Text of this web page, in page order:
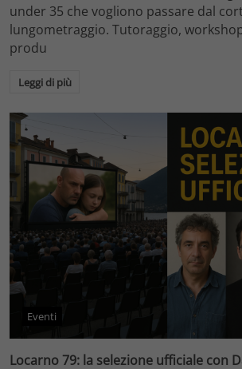
under 35 che vogliono passare dal
lungometraggio. Tutoraggio,
produ
Leggi di più
Eventi
Locarno 79: la selezione ufficiale con